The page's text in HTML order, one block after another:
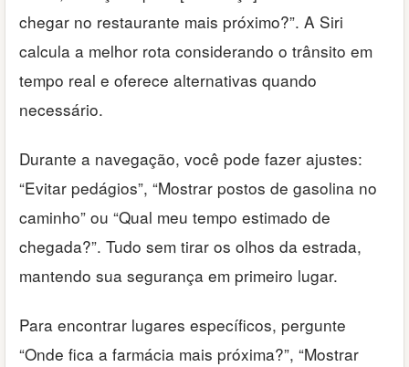
chegar no restaurante mais próximo?”. A Siri
calcula a melhor rota considerando o trânsito em
tempo real e oferece alternativas quando
necessário.
Durante a navegação, você pode fazer ajustes:
“Evitar pedágios”, “Mostrar postos de gasolina no
caminho” ou “Qual meu tempo estimado de
chegada?”. Tudo sem tirar os olhos da estrada,
mantendo sua segurança em primeiro lugar.
Para encontrar lugares específicos, pergunte
“Onde fica a farmácia mais próxima?”, “Mostrar